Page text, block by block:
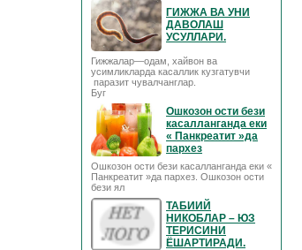
ГИЖЖА ВА УНИ
ДАВОЛАШ
УСУЛЛАРИ.
Гижжалар—одам, хайвон ва
усимликларда касаллик кузгатувчи
паразит чувалчанглар.
Буг
Ошкозон ости бези
касалланганда еки
« Панкреатит »да
пархез
Ошкозон ости бези касалланганда еки «
Панкреатит »да пархез. Ошкозон ости
бези ял
ТАБИИЙ
НИКОБЛАР – ЮЗ
ТЕРИСИНИ
ЁШАРТИРАДИ.